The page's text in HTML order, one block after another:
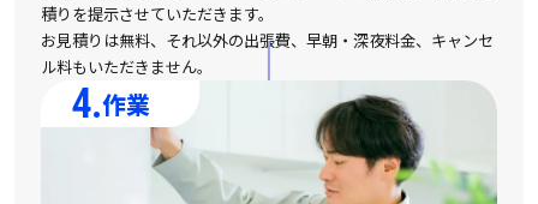
積りを提示させていただきます。
お見積りは無料、それ以外の出張費、早朝・深夜料金、キャンセ
ル料もいただきません。
4.作業